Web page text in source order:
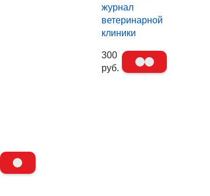
журнал
ветеринарной
клиники
300
руб.